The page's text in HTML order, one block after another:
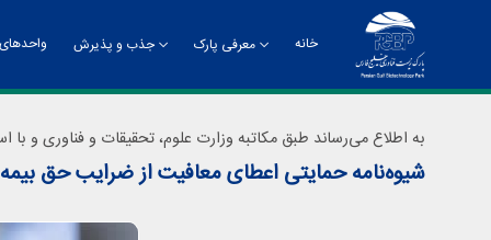
خانه معرفی پارک جذب و پذیرش
به اطلاع می‌رساند طبق مکاتبه وزارت علوم، تحقیقات و فناوری و
شیوه‌نامه حمایتی اعطای معافیت از ضرایب حق